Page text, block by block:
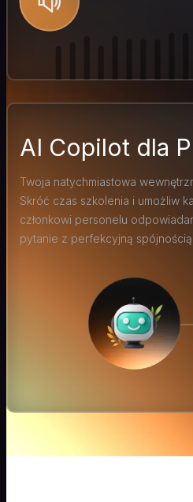
AI Copilot dla
Twoja natychmiastowa
Skróć czas szkolenia i umożliw
członkowi personelu
pytanie z perfekcyjną spójnością